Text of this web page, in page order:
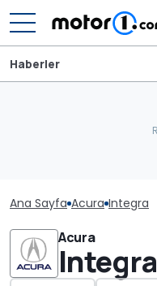
Haberler
Ana Sayfa Acura Integra
Acura
Integra